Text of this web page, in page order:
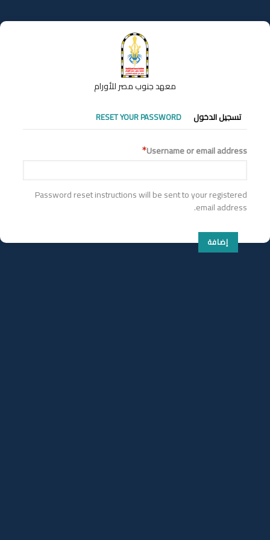
إلى
المحتوى
معهد جنوب مصر للأورام
التبويبات
الأساسية
تسجيل الدخول RESET YOUR PASSWORD
Username or email address
Password reset instructions will be sent to your registered
email address.